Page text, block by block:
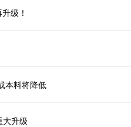
级！
本料将降低
大升级